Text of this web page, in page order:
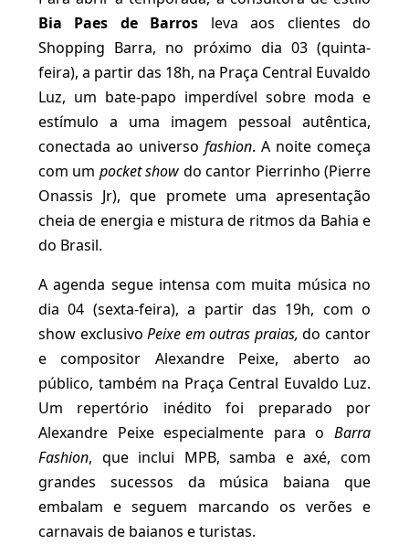
Bia Paes de Barros leva aos clientes do
Shopping Barra, no próximo dia 03 (quinta-
feira), a partir das 18h, na Praça Central Euvaldo
Luz, um bate-papo imperdível sobre moda e
estímulo a uma imagem pessoal autêntica,
conectada ao universo fashion. A noite começa
com um pocket show do cantor Pierrinho (Pierre
Onassis Jr), que promete uma apresentação
cheia de energia e mistura de ritmos da Bahia e
do Brasil.
A agenda segue intensa com muita música no
dia 04 (sexta-feira), a partir das 19h, com o
show exclusivoPeixe em outras praias, do cantor
e compositor Alexandre Peixe, aberto ao
público, também na Praça Central Euvaldo Luz.
Um repertório inédito foi preparado por
Alexandre Peixe especialmente para o Barra
Fashion, que inclui MPB, samba e axé, com
grandes sucessos da música baiana que
embalam e seguem marcando os verões e
carnavais de baianos e turistas.